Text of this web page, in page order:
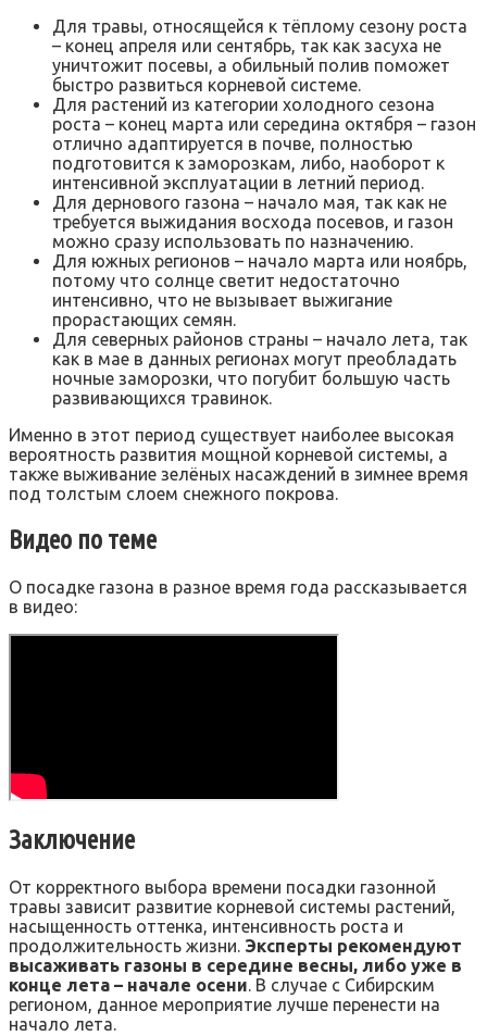
Для травы, относящейся к тёплому сезону роста
– конец апреля или сентябрь, так как засуха не
уничтожит посевы, а обильный полив поможет
быстро развиться корневой системе.
Для растений из категории холодного сезона
роста – конец марта или середина октября – газон
отлично адаптируется в почве, полностью
подготовится к заморозкам, либо, наоборот к
интенсивной эксплуатации в летний период.
Для дернового газона – начало мая, так как не
требуется выжидания восхода посевов, и газон
можно сразу использовать по назначению.
Для южных регионов – начало марта или ноябрь,
потому что солнце светит недостаточно
интенсивно, что не вызывает выжигание
прорастающих семян.
Для северных районов страны – начало лета, так
как в мае в данных регионах могут преобладать
ночные заморозки, что погубит большую часть
развивающихся травинок.
Именно в этот период существует наиболее высокая
вероятность развития мощной корневой системы, а
также выживание зелёных насаждений в зимнее время
под толстым слоем снежного покрова.
Видео по теме
О посадке газона в разное время года рассказывается
в видео:
Заключение
От корректного выбора времени посадки газонной
травы зависит развитие корневой системы растений,
насыщенность оттенка, интенсивность роста и
продолжительность жизни. Эксперты рекомендуют
высаживать газоны в середине весны, либо уже в
конце лета – начале осени. В случае с Сибирским
регионом, данное мероприятие лучше перенести на
начало лета.